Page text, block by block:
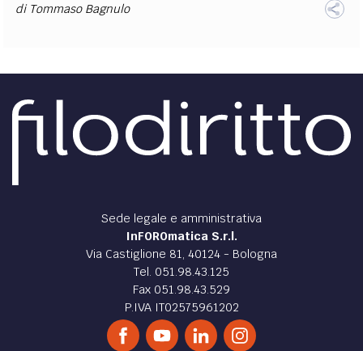
di Tommaso Bagnulo
Sede legale e amministrativa
InFOROmatica S.r.l.
Via Castiglione 81, 40124 - Bologna
Tel. 051.98.43.125
Fax 051.98.43.529
P.IVA IT02575961202